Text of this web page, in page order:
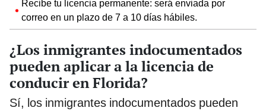
Recibe tu licencia permanente: será enviada por
correo en un plazo de 7 a 10 días hábiles.
¿Los inmigrantes indocumentados
pueden aplicar a la licencia de
conducir en Florida?
Sí, los inmigrantes indocumentados pueden